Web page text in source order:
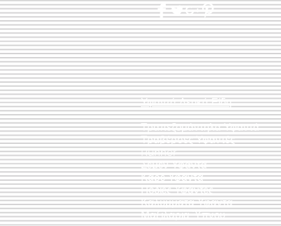
Υφαντά Λευκά Είδη
Τραπεζομάντηλα Υφαντά
Τραβέρσες Υφαντές
Runner
Σεμέν Υφαντά
Καρέ Υφαντά
Ποδιές Υφαντές
Καλύμματα Υφαντά
Μαξιλάρια Ύπνου